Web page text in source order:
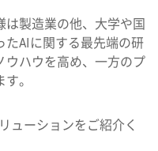
は製造業の他、大学や国
たAIに関する最先端の研
ウハウを高め、一方のプ
。
ューションをご紹介く